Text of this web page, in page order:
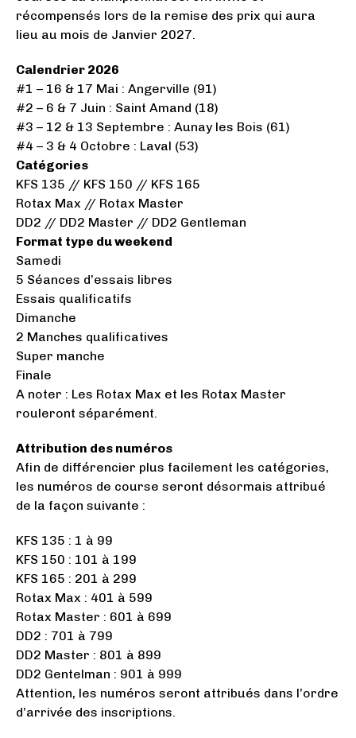
récompensés lors de la remise des prix qui aura
lieu au mois de Janvier 2027.
Calendrier 2026
#1 – 16 & 17 Mai : Angerville (91)
#2 – 6 & 7 Juin : Saint Amand (18)
#3 – 12 & 13 Septembre : Aunay les Bois (61)
#4 – 3 & 4 Octobre : Laval (53)
Catégories
KFS 135 // KFS 150 // KFS 165
Rotax Max // Rotax Master
DD2 // DD2 Master // DD2 Gentleman
Format type du weekend
Samedi
5 Séances d’essais libres
Essais qualificatifs
Dimanche
2 Manches qualificatives
Super manche
Finale
A noter : Les Rotax Max et les Rotax Master
rouleront séparément.
Attribution des numéros
Afin de différencier plus facilement les catégories,
les numéros de course seront désormais attribué
de la façon suivante :
KFS 135 : 1 à 99
KFS 150 : 101 à 199
KFS 165 : 201 à 299
Rotax Max : 401 à 599
Rotax Master : 601 à 699
DD2 : 701 à 799
DD2 Master : 801 à 899
DD2 Gentelman : 901 à 999
Attention, les numéros seront attribués dans l’ordre
d’arrivée des inscriptions.